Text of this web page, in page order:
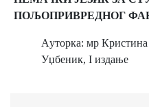
ПОЉОПРИВРЕДНОГ
Aуторка: мр
Уџбеник, I издање